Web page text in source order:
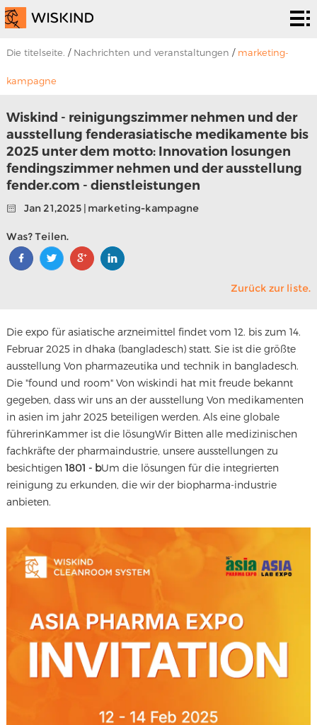
Abreiniger
system
PHD.
Epr.
Es ist
eine
lösung.
Zum
programm.
Um
uns.
Nachrichten
und
veranstaltungen
Um uns zu
kontaktieren.
Die titelseite. / Nachrichten und veranstaltungen / marketing-
kampagne
Wiskind - reinigungszimmer nehmen und der
ausstellung fenderasiatische medikamente bis
2025 unter dem motto: Innovation losungen
fendingszimmer nehmen und der ausstellung
fender.com - dienstleistungen
Jan 21,2025 | marketing-kampagne
Was? Teilen.
Zurück zur liste.
Die expo für asiatische arzneimittel findet vom 12. bis zum 14.
Februar 2025 in dhaka (bangladesch) statt. Sie ist die größte
ausstellung Von pharmazeutika und technik in bangladesch.
Die "found und room" Von wiskindi hat mit freude bekannt
gegeben, dass wir uns an der ausstellung Von medikamenten
in asien im jahr 2025 beteiligen werden. Als eine globale
führerinKammer ist die lösungWir Bitten alle medizinischen
fachkräfte der pharmaindustrie, unsere ausstellungen zu
besichtigen 1801 - bUm die lösungen für die integrierten
reinigung zu erkunden, die wir der biopharma-industrie
anbieten.